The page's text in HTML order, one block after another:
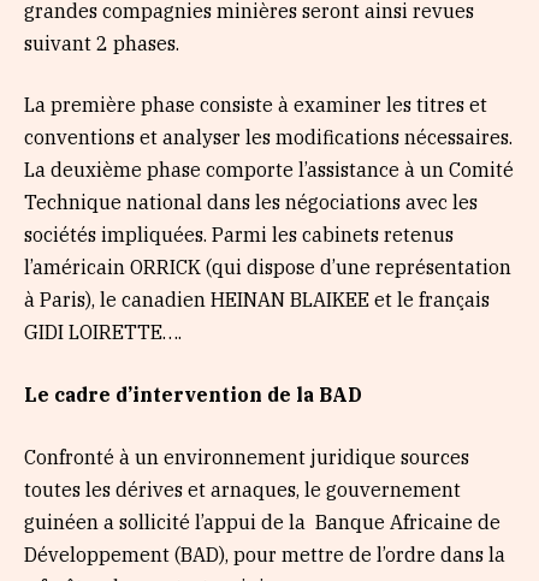
grandes compagnies minières seront ainsi revues
suivant 2 phases.
La première phase consiste à examiner les titres et
conventions et analyser les modifications nécessaires.
La deuxième phase comporte l’assistance à un Comité
Technique national dans les négociations avec les
sociétés impliquées. Parmi les cabinets retenus
l’américain ORRICK (qui dispose d’une représentation
à Paris), le canadien HEINAN BLAIKEE et le français
GIDI LOIRETTE….
Le cadre d’intervention de la BAD
Confronté à un environnement juridique sources
toutes les dérives et arnaques, le gouvernement
guinéen a sollicité l’appui de la Banque Africaine de
Développement (BAD), pour mettre de l’ordre dans la